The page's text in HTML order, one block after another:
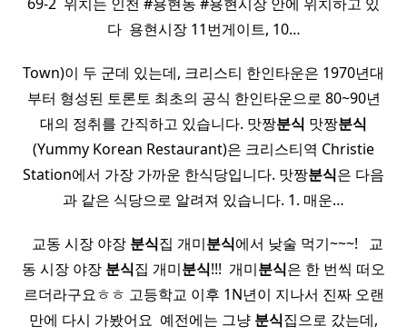
다 ​ 용현시장 11번게이트, 10…
Town)이 두 군데 있는데, 크리스티 한인타운은 1970년대
부터 형성된 토론토 최초의 공식 한인타운으로 80~90년
대의 정취를 간직하고 있습니다. 맛짱분식 맛짱분식
(Yummy Korean Restaurant)은 크리스티역 Christie
Station에서 가장 가까운 한식당입니다. 맛짱분식은 다음
과 같은 식당으로 알려져 있습니다. 1. 매운…
​ ​ 교동 시장 야장 분식집 개미분식에서 낮술 먹기~~~! ​ ​ 교
동 시장 야장 분식집 개미분식!!! ​ 개미분식은 한 번씩 떠오
르더라구요ㅎㅎ 고등학교 이후 1N년이 지나서 진짜 오랜
만에 다시 가봤어요 ​ 예전에는 그냥 분식집으로 갔는데,